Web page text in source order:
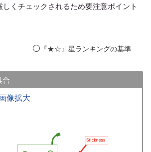
くチェックされるため要注意ポイント
⚪️ 『★☆』星ランキングの基準
合
像拡大